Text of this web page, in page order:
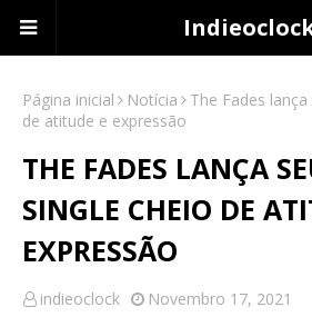
Página inicial Notícia
The Fades
de atitude e expressão
THE FADES LANÇA
SINGLE CHEIO DE
EXPRESSÃO
indieoclock Novembro 17, 2021